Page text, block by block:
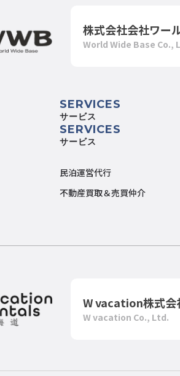
株式会社会社ワー
World Wide Base Co.,
SERVICES
サービス
SERVICES
サービス
民泊運営代行
不動産買取＆売買仲介
W vacation株式会
W vacation Co., Ltd.